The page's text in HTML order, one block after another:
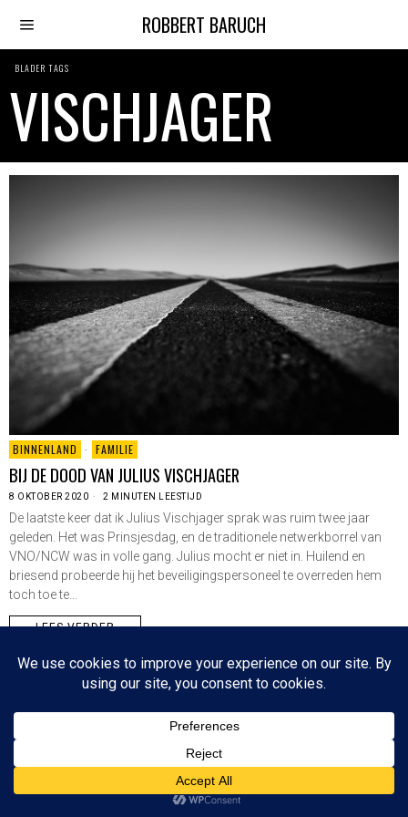
ROBBERT BARUCH
BLADER TAGS
VISCHJAGER
BINNENLAND · FAMILIE
BIJ DE DOOD VAN JULIUS VISCHJAGER
8 OKTOBER 2020 2 MINUTEN LEESTIJD
De laatste keer dat ik Julius Vischjager sprak was ruim twee jaar
geleden. Het was Prinsjesdag, en de traditionele netwerkborrel van
VNO/NCW was in volle gang. Julius mocht er niet in. Huilend en
briesend probeerde hij het beveiligingspersoneel te overreden hem
toch toe te…
LEES VERDER
Since 2003 © All Rights Reserved | Foto's Robbert Baruch tenzij anders vermeld
NIEUWSBRIEF CONTACT
BOVEN